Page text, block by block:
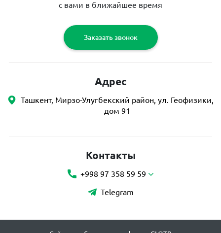
с вами в ближайшее время
Заказать звонок
Адрес
Ташкент, Мирзо-Улугбекский район, ул. Геофизики,
дом 91
Контакты
+998 97 358 59 59
Telegram